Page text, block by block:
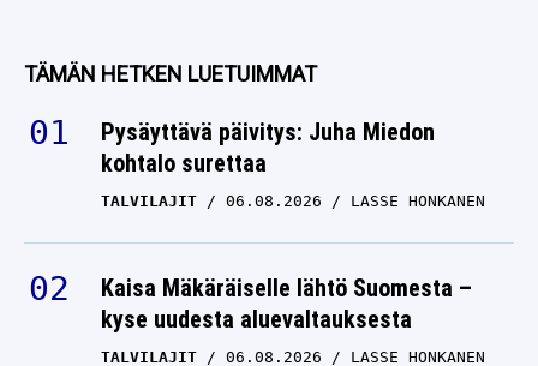
TÄMÄN HETKEN LUETUIMMAT
Pysäyttävä päivitys: Juha Miedon
kohtalo surettaa
TALVILAJIT 06.08.2026 LASSE HONKANEN
Kaisa Mäkäräiselle lähtö Suomesta –
kyse uudesta aluevaltauksesta
TALVILAJIT 06.08.2026 LASSE HONKANEN